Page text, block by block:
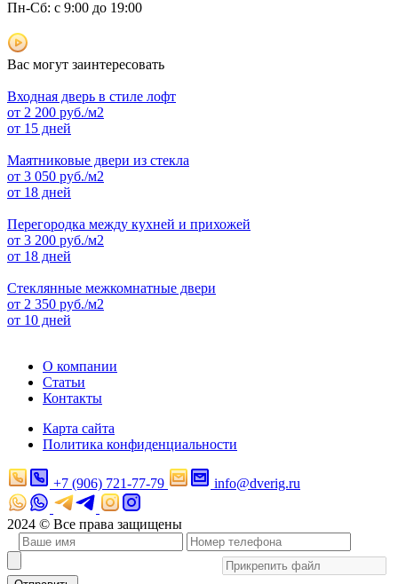
Пн-Сб: с 9:00 до 19:00
Вас могут заинтересовать
Входная дверь в стиле лофт
от 2 200 руб./м2
от 15 дней
Маятниковые двери из стекла
от 3 050 руб./м2
от 18 дней
Перегородка между кухней и прихожей
от 3 200 руб./м2
от 18 дней
Стеклянные межкомнатные двери
от 2 350 руб./м2
от 10 дней
О компании
Статьи
Контакты
Карта сайта
Политика конфиденциальности
+7 (906) 721-77-79 info@dverig.ru
2024 © Все права защищены